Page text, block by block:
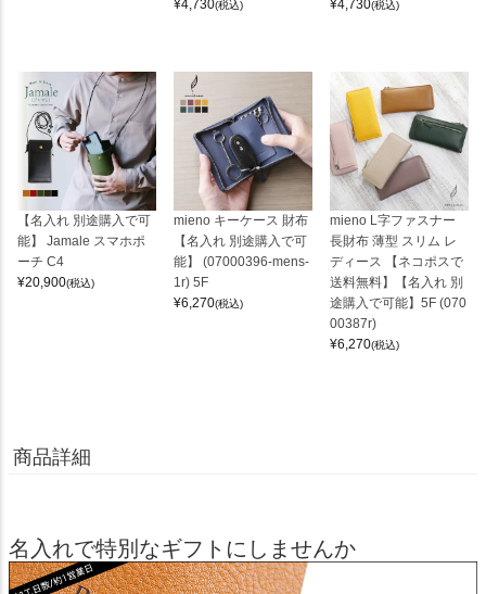
¥4,730(税込) ¥4,730(税込)
【名入れ 別途購入で可
能】 Jamale スマホポ
ーチ C4
¥20,900(税込)
mieno キーケース 財布
【名入れ 別途購入で可
能】 (07000396-mens-
1r) 5F
¥6,270(税込)
mieno L字ファスナー
長財布 薄型 スリム レ
ディース 【ネコポスで
送料無料】【名入れ 別
途購入で可能】5F (070
00387r)
¥6,270(税込)
商品詳細
名入れで特別なギフトにしませんか